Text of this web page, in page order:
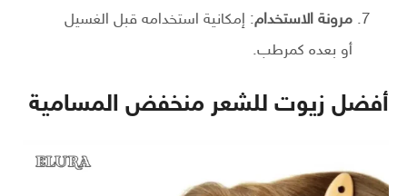
مرونة الاستخدام: إمكانية استخدامه قبل الغسيل
أو بعده كمرطب.
أفضل زيوت للشعر منخفض المسامية